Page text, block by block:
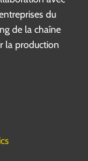
du
de la chaîne
la production